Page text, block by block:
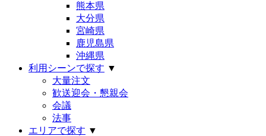
熊本県
大分県
宮崎県
鹿児島県
沖縄県
利用シーンで探す ▼
大量注文
歓送迎会・懇親会
会議
法事
エリアで探す ▼